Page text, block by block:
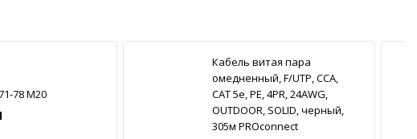
78 М20
Кабель витая пара
омедненный, F/UTP, CCA,
CAT 5e, PE, 4PR, 24AWG,
OUTDOOR, SOLID, черный,
305м PROconnect